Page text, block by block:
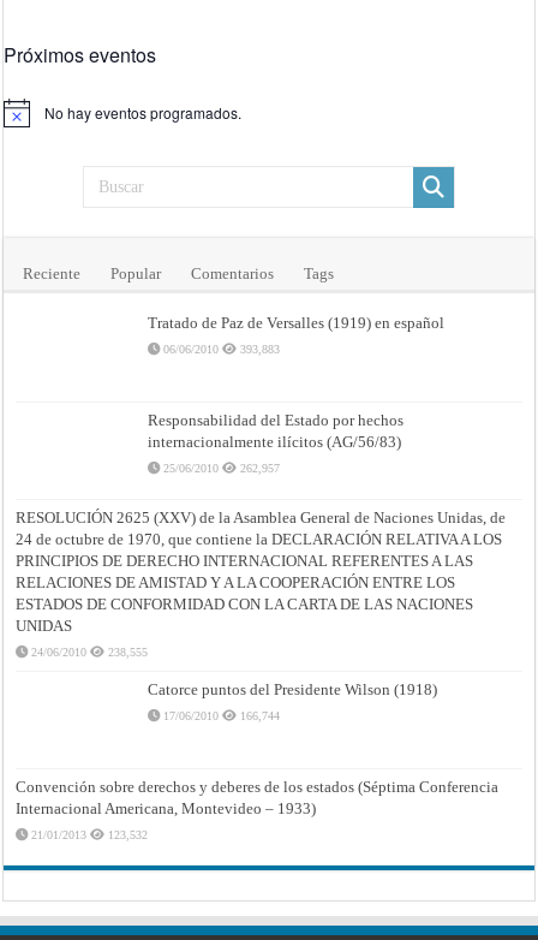
Próximos eventos
Aviso No hay eventos programados.
Reciente Popular Comentarios Tags
Tratado de Paz de Versalles (1919) en español
06/06/2010 393,883
Responsabilidad del Estado por hechos
internacionalmente ilícitos (AG/56/83)
25/06/2010 262,957
RESOLUCIÓN 2625 (XXV) de la Asamblea General de Naciones Unidas, de
24 de octubre de 1970, que contiene la DECLARACIÓN RELATIVA A LOS
PRINCIPIOS DE DERECHO INTERNACIONAL REFERENTES A LAS
RELACIONES DE AMISTAD Y A LA COOPERACIÓN ENTRE LOS
ESTADOS DE CONFORMIDAD CON LA CARTA DE LAS NACIONES
UNIDAS
24/06/2010 238,555
Catorce puntos del Presidente Wilson (1918)
17/06/2010 166,744
Convención sobre derechos y deberes de los estados (Séptima Conferencia
Internacional Americana, Montevideo – 1933)
21/01/2013 123,532